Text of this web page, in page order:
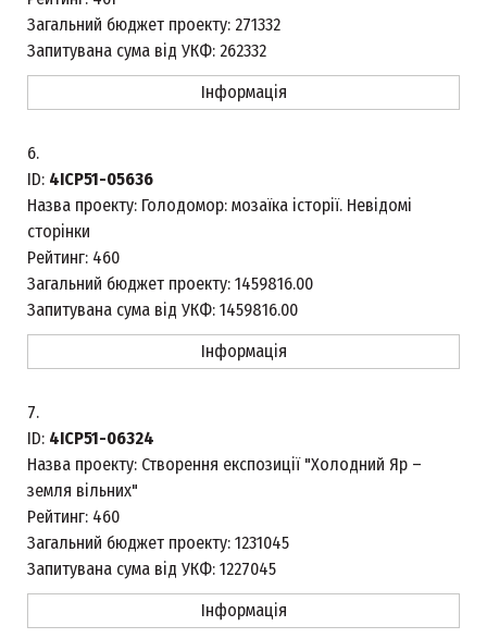
Загальний бюджет проекту: 271332
Запитувана сума від УКФ: 262332
Інформація
6.
ID: 4ICP51-05636
Назва проекту: Голодомор: мозаїка історії. Невідомі
сторінки
Рейтинг: 460
Загальний бюджет проекту: 1459816.00
Запитувана сума від УКФ: 1459816.00
Інформація
7.
ID: 4ICP51-06324
Назва проекту: Створення експозиції "Холодний Яр –
земля вільних"
Рейтинг: 460
Загальний бюджет проекту: 1231045
Запитувана сума від УКФ: 1227045
Інформація